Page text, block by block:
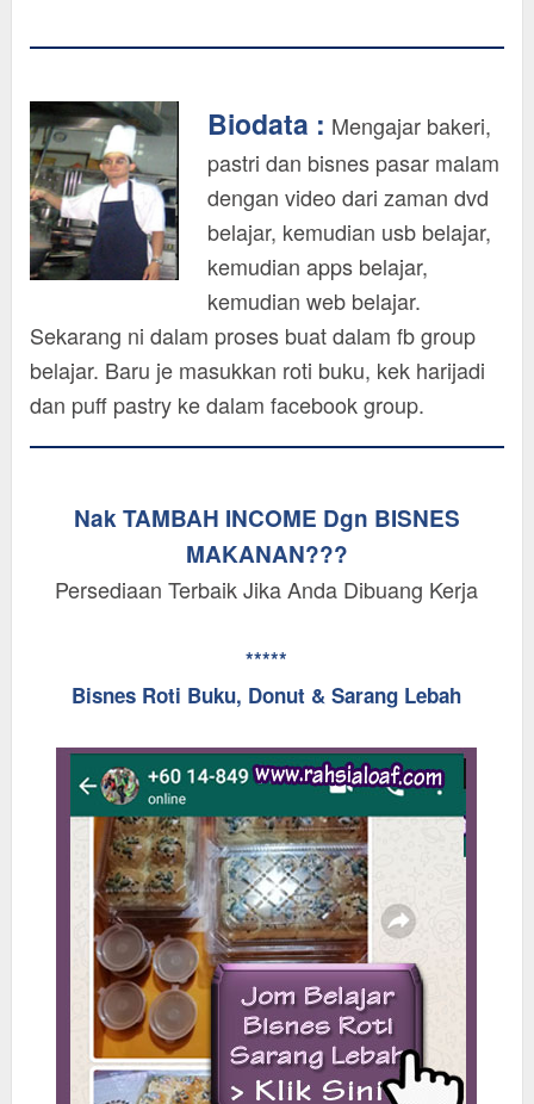
Biodata : Mengajar bakeri,
pastri dan bisnes pasar malam
dengan video dari zaman dvd
belajar, kemudian usb belajar,
kemudian apps belajar,
kemudian web belajar.
Sekarang ni dalam proses buat dalam fb group
belajar. Baru je masukkan roti buku, kek harijadi
dan puff pastry ke dalam facebook group.
Nak TAMBAH INCOME Dgn BISNES
MAKANAN???
Persediaan Terbaik Jika Anda Dibuang Kerja
*****
Bisnes Roti Buku, Donut & Sarang Lebah